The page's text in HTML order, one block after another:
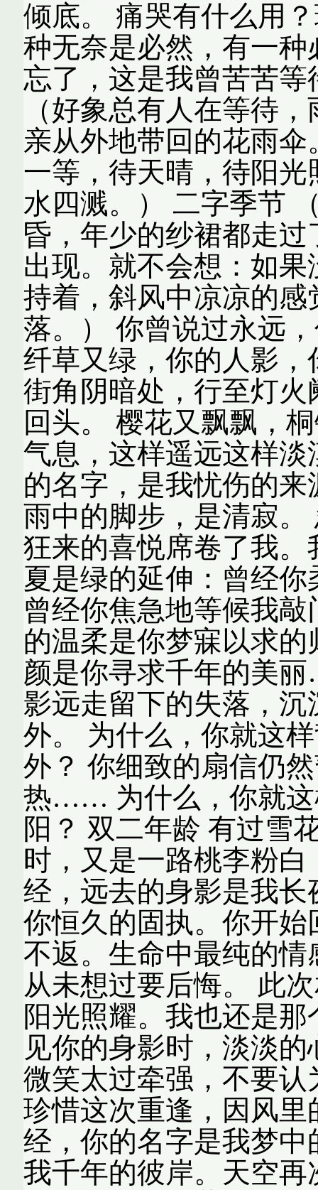
倾底。 痛哭有什么用
种无奈是必然，有一
忘了，这是我曾苦苦
（好象总有人在等待
亲从外地带回的花雨
一等，待天晴，待阳
水四溅。） 二字季节
昏，年少的纱裙都走
出现。就不会想：如
持着，斜风中凉凉的
落。） 你曾说过永远
纤草又绿，你的人影
街角阴暗处，行至灯
回头。 樱花又飘飘，
气息，这样遥远这样
的名字，是我忧伤的
雨中的脚步，是清寂
狂来的喜悦席卷了我
夏是绿的延伸：曾经
曾经你焦急地等候我
的温柔是你梦寐以求
颜是你寻求千年的美
影远走留下的失落，
外。 为什么，你就这
外？ 你细致的扇信仍
热…… 为什么，你就这
阳？ 双二年龄 有过雪
时，又是一路桃李粉
经，远去的身影是我
你恒久的固执。你开
不返。生命中最纯的
从未想过要后悔。 此
阳光照耀。我也还是
见你的身影时，淡淡
微笑太过牵强，不要
珍惜这次重逢，因风
经，你的名字是我梦
我千年的彼岸。天空